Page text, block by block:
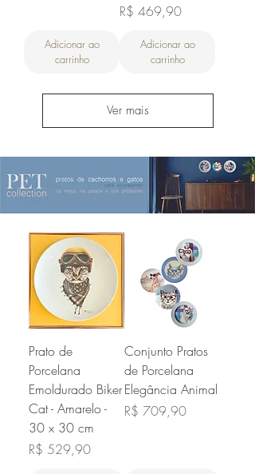
Adicionar ao
carrinho
Preço
R$ 469,90
Adicionar ao
carrinho
Ver mais
Prato de
Porcelana
Emoldurado Biker
Cat - Amarelo -
30 x 30 cm
Preço
R$ 529,90
Conjunto Pratos
de Porcelana
Elegância Animal
Preço
R$ 709,90